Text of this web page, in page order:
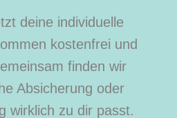
deine individuelle
kostenfrei und
finden wir
Absicherung oder
wirklich zu dir passt.